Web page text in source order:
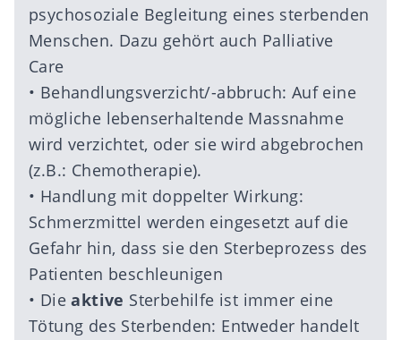
psychosoziale Begleitung eines sterbenden
Menschen. Dazu gehört auch Palliative
Care
• Behandlungsverzicht/-abbruch: Auf eine
mögliche lebenserhaltende Massnahme
wird verzichtet, oder sie wird abgebrochen
(z.B.: Chemotherapie).
• Handlung mit doppelter Wirkung:
Schmerzmittel werden eingesetzt auf die
Gefahr hin, dass sie den Sterbeprozess des
Patienten beschleunigen
• Dieaktive Sterbehilfe ist immer eine
Tötung des Sterbenden: Entweder handelt